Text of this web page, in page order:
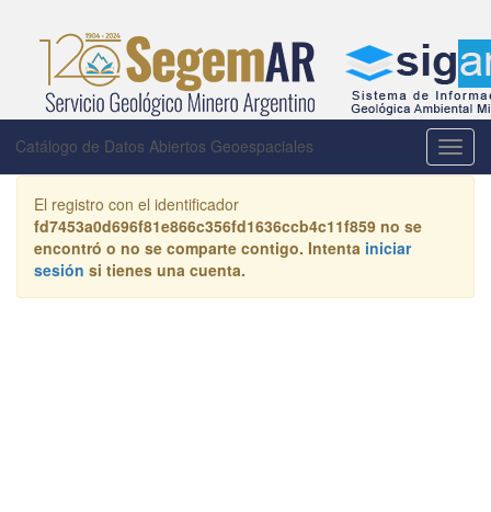
Catálogo de Datos Abiertos Geoespaciales
la
El registro con el identificador
fd7453a0d696f81e866c356fd1636ccb4c11f859 no se
encontró o no se comparte contigo. Intenta iniciar
sesión si tienes una cuenta.